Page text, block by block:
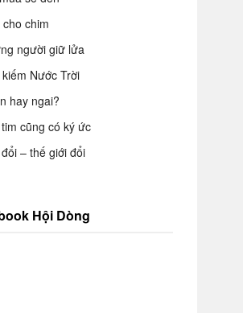
chim
người giữ lửa
Nước Trời
hay ngai?
cũng có ký ức
– thế giới đổi
Hội Dòng